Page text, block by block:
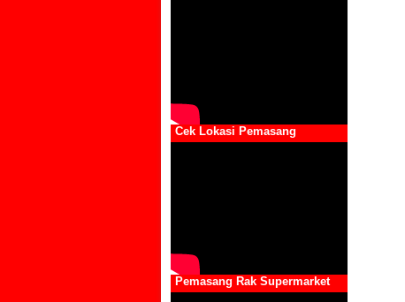
Cek Lokasi Pemasang
Pemasang Rak Supermarket